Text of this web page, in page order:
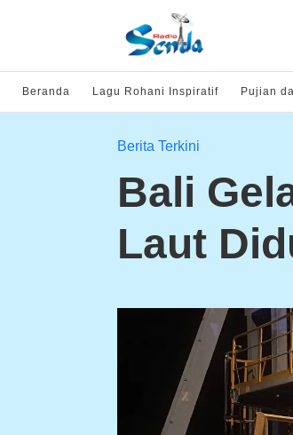
Beranda Lagu Rohani Inspiratif Pujian
Berita Terkini
Bali
Laut